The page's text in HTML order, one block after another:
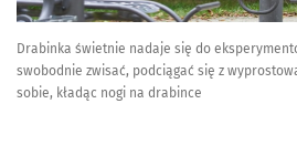
Drabinka świetnie nadaje się do
swobodnie zwisać, podciągać się z
sobie, kładąc nogi na drabince